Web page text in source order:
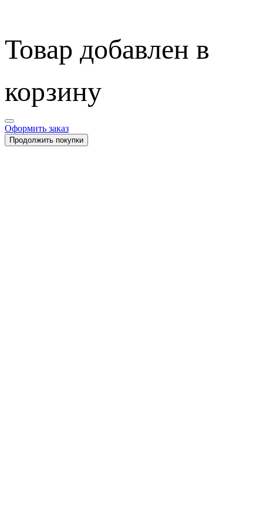
Товар добавлен в
корзину
Оформить заказ
Продолжить покупки